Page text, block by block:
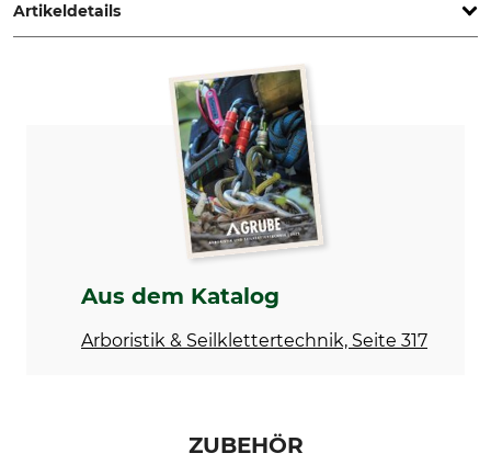
Artikeldetails
Marke
Bahco
Modellbezeichnung
Pradines
Herstellung
Made in France
Aus dem Katalog
Arboristik & Seilklettertechnik, Seite 317
ZUBEHÖR